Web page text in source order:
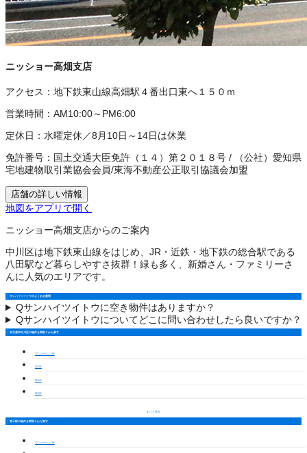
ニッショー高畑支店
アクセス： 地下鉄東山線高畑駅４番出口東へ１５０ｍ
営業時間： AM10:00～PM6:00
定休日： 水曜定休／8月10日～14日は休業
免許番号： 国土交通大臣免許（１４）第２０１８号 /
（公社）愛知県
宅地建物取引業協会会員/東海不動産公正取引協議会加盟
店舗の詳しい情報
地図をアプリで開く
ニッショー高畑支店からのご案内
中川区は地下鉄東山線をはじめ、JR・近鉄・地下鉄の総合駅である
八田駅など暮らしやすさ抜群！緑も多く、新婚さん・ファミリーさ
んに人気のエリアです。
サンハイツイトウのよくある質問
Qサンハイツイトウに空き物件はありますか？
Qサンハイツイトウについてどこに問い合わせしたら良いですか？
名古屋市中川区の物件を間取りから探す
ワンルーム・1K
1LDK
2LDK
3LDK
もっと見る
荒子駅の物件を間取りから探す
ワンルーム・1K